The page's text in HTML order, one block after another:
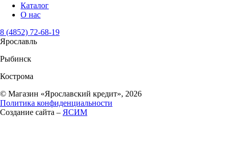
Каталог
О нас
8 (4852) 72-68-19
Ярославль
Рыбинск
Кострома
© Магазин «Ярославский кредит», 2026
Политика конфиденциальности
Создание сайта – ЯСИМ